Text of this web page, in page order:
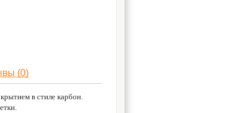
(0)
в стиле карбон.